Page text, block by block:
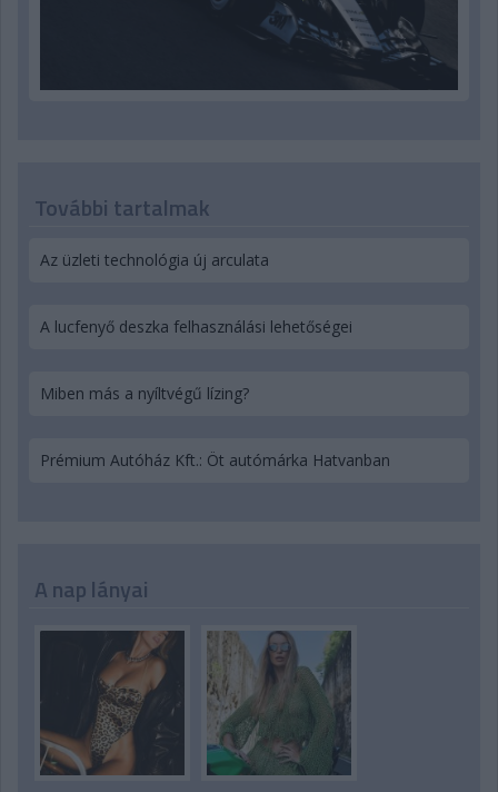
További tartalmak
Az üzleti technológia új arculata
A lucfenyő deszka felhasználási lehetőségei
Miben más a nyíltvégű lízing?
Prémium Autóház Kft.: Öt autómárka Hatvanban
A nap lányai